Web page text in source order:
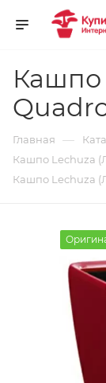
Кашпо
Главная —
Кашпо Lechuza
Кашпо Lechuza